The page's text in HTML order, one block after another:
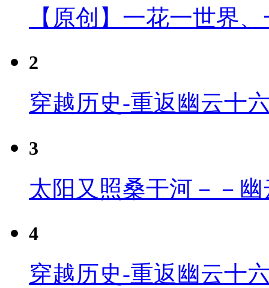
【原创】一花一世界
2
穿越历史-重返幽云十
3
太阳又照桑干河－－
4
穿越历史-重返幽云十